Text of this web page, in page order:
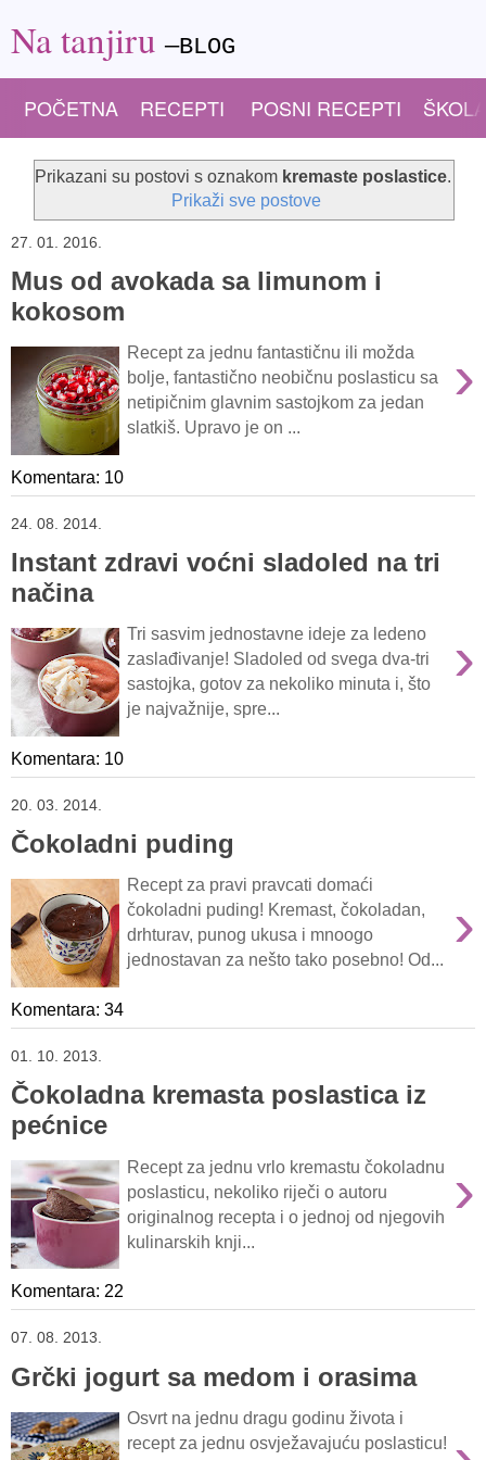
Na tanjiru—BLOG
POČETNA RECEPTI POSNI RECEPTI
Prikazani su postovi s oznakom kremaste poslastice.
Prikaži sve postove
27. 01. 2016.
Mus od avokada sa limunom i
kokosom
›
Recept za jednu fantastičnu ili možda
bolje, fantastično neobičnu poslasticu sa
netipičnim glavnim sastojkom za jedan
slatkiš. Upravo je on ...
Komentara: 10
24. 08. 2014.
Instant zdravi voćni sladoled na tri
načina
›
Tri sasvim jednostavne ideje za ledeno
zaslađivanje! Sladoled od svega dva-tri
sastojka, gotov za nekoliko minuta i, što
je najvažnije, spre...
Komentara: 10
20. 03. 2014.
Čokoladni puding
›
Recept za pravi pravcati domaći
čokoladni puding! Kremast, čokoladan,
drhturav, punog ukusa i mnoogo
jednostavan za nešto tako posebno! Od...
Komentara: 34
01. 10. 2013.
Čokoladna kremasta poslastica iz
pećnice
›
Recept za jednu vrlo kremastu čokoladnu
poslasticu, nekoliko riječi o autoru
originalnog recepta i o jednoj od njegovih
kulinarskih knji...
Komentara: 22
07. 08. 2013.
Grčki jogurt sa medom i orasima
Osvrt na jednu dragu godinu života i
recept za jednu osvježavajuću poslasticu!